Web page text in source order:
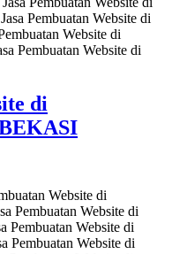
Pembuatan Website di
Website di
Pembuatan Website di
di
Website di
Pembuatan Website di
Website di
Website di